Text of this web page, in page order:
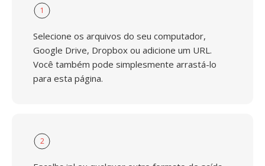
1
Selecione os arquivos do seu computador,
Google Drive, Dropbox ou adicione um URL.
Você também pode simplesmente arrastá-lo
para esta página.
2